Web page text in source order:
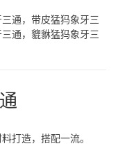
通，带皮猛犸象牙三
通，貔貅猛犸象牙三
打造，搭配一流。